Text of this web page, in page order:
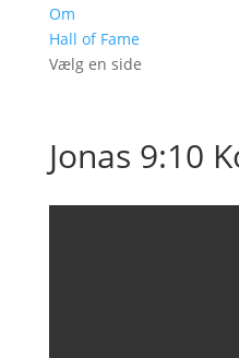
Om
Hall of Fame
Vælg en side
Jonas 9:10